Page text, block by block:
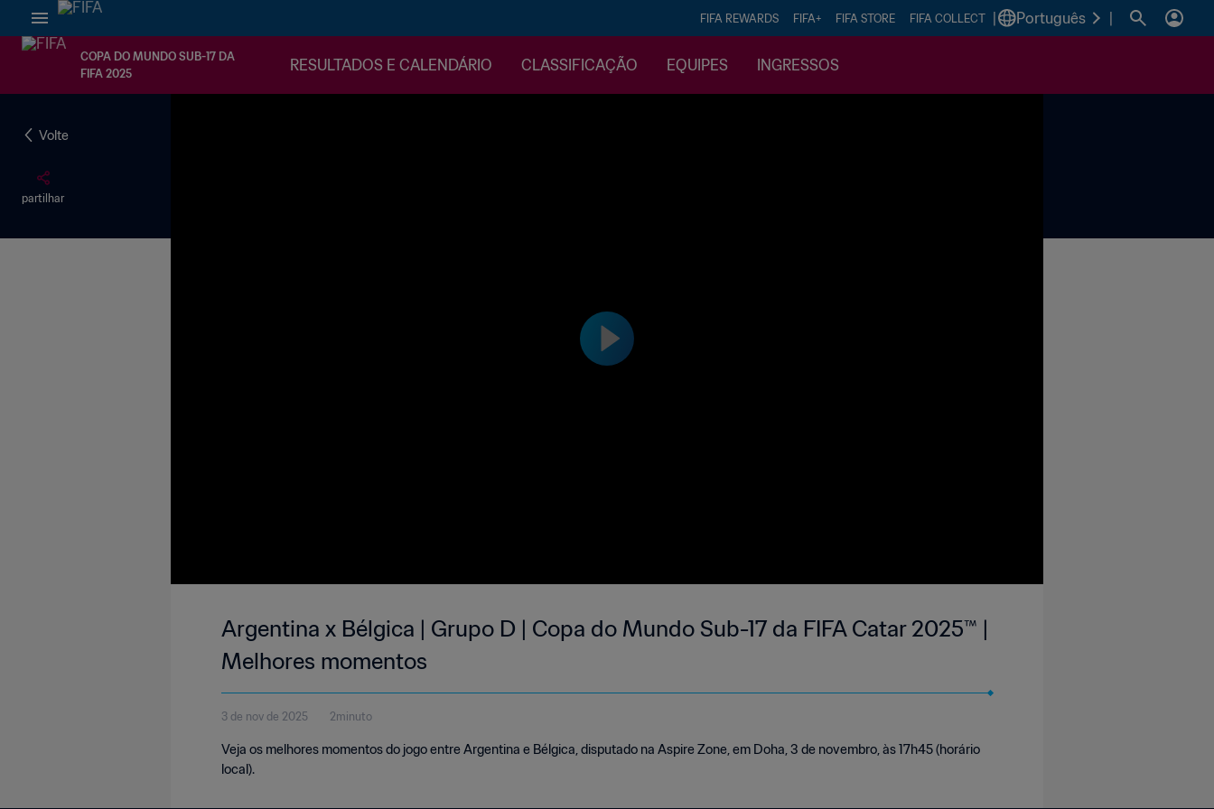
FIFA REWARDS FIFA+ FIFA STORE FIFA COLLECT Português
COPA DO MUNDO SUB-17 DA
FIFA 2025
RESULTADOS E CALENDÁRIO CLASSIFICAÇÃO EQUIPES INGRESSOS
Volte
partilhar
Argentina x Bélgica | Grupo D | Copa do Mundo Sub-17 da FIFA Catar 2025™ |
Melhores momentos
3 de nov de 2025 2minuto
Veja os melhores momentos do jogo entre Argentina e Bélgica, disputado na Aspire Zone, em Doha, 3 de novembro, às 17h45 (horário
local).